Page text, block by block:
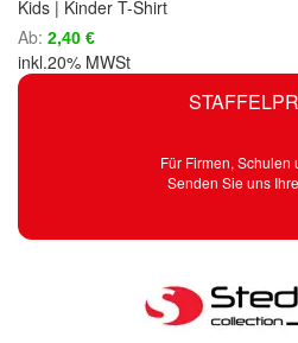
Für Firmen, Schulen
Senden Sie uns
Kids | Kinder T-Shirt
Ab 2,40 €
inkl.20% MWSt